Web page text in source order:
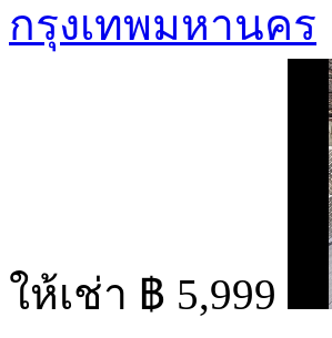
กรุงเทพมหานคร
ให้เช่า ฿ 5,999